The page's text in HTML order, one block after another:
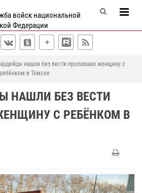
войск национальной
Федерации
нашли без вести пропавших женщину с
ребёнком в Томске
НАШЛИ БЕЗ ВЕСТИ
С РЕБЁНКОМ В